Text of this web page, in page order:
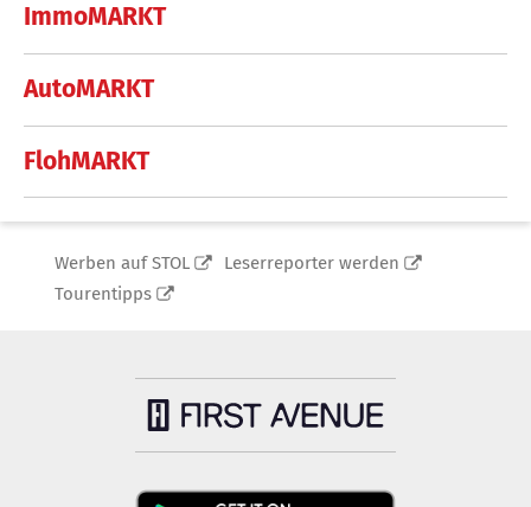
ImmoMARKT
AutoMARKT
FlohMARKT
Werben auf STOL
Leserreporter werden
Tourentipps